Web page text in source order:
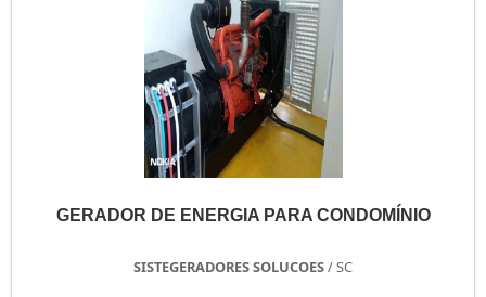
GERADOR DE ENERGIA PARA CONDOMÍNIO
SISTEGERADORES SOLUCOES/ SC